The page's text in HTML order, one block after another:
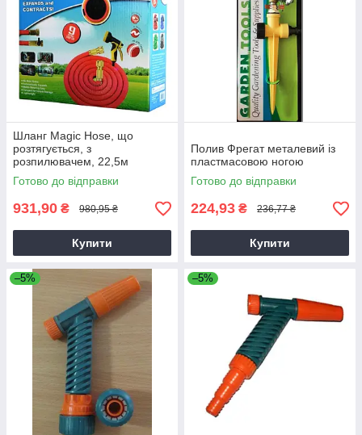
Шланг Magic Hose, що
розтягується, з
розпилювачем, 22,5м
Готово до відправки
931,90 ₴ 980,95 ₴
Купити
Полив Фрегат металевий із
пластмасовою ногою
Готово до відправки
224,93 ₴ 236,77 ₴
Купити
–5% –5%